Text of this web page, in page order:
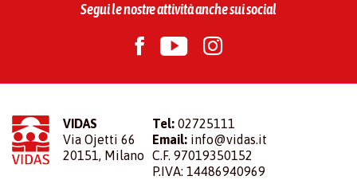
Segui le nostre attività anche sui social
VIDAS
Via Ojetti 66
20151, Milano
Tel: 02725111
Email: info@vidas.it
C.F. 97019350152
P.IVA: 14486940969